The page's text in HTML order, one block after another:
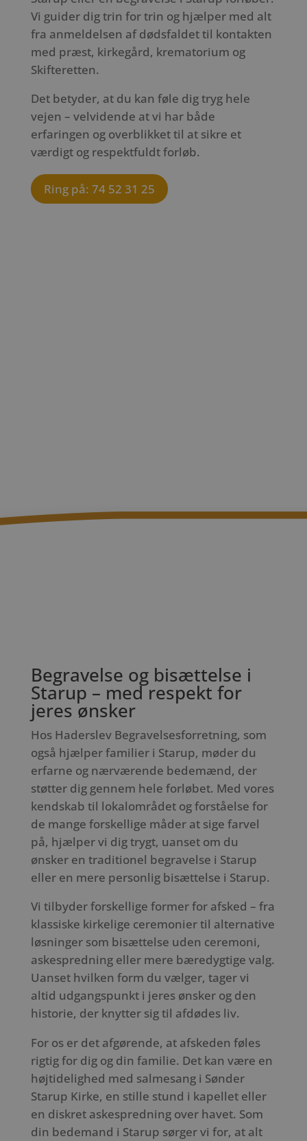
Vi guider dig trin for trin og hjælper med alt
fra anmeldelsen af dødsfaldet til kontakten
med præst, kirkegård, krematorium og
Skifteretten.
Det betyder, at du kan føle dig tryg hele
vejen – velvidende at vi har både
erfaringen og overblikket til at sikre et
værdigt og respektfuldt forløb.
Ring på: 74 52 31 25
Begravelse og bisættelse i
Starup – med respekt for
jeres ønsker
Hos Haderslev Begravelsesforretning, som
også hjælper familier i Starup, møder du
erfarne og nærværende bedemænd, der
støtter dig gennem hele forløbet. Med vores
kendskab til lokalområdet og forståelse for
de mange forskellige måder at sige farvel
på, hjælper vi dig trygt, uanset om du
ønsker en traditionel begravelse i Starup
eller en mere personlig bisættelse i Starup.
Vi tilbyder forskellige former for afsked – fra
klassiske kirkelige ceremonier til alternative
løsninger som bisættelse uden ceremoni,
askespredning eller mere bæredygtige valg.
Uanset hvilken form du vælger, tager vi
altid udgangspunkt i jeres ønsker og den
historie, der knytter sig til afdødes liv.
For os er det afgørende, at afskeden føles
rigtig for dig og din familie. Det kan være en
højtidelighed med salmesang i Sønder
Starup Kirke, en stille stund i kapellet eller
en diskret askespredning over havet. Som
din bedemand i Starup sørger vi for, at alt